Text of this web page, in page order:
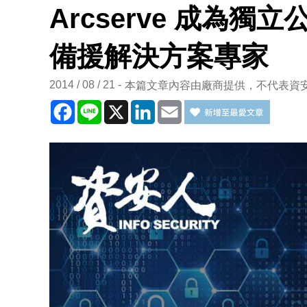
Arcserve 成為獨立
備援解決方案專家
2014 / 08 / 21 本篇文章內容由廠商提供，不代表資
Facebook
Line X LinkedInEmail